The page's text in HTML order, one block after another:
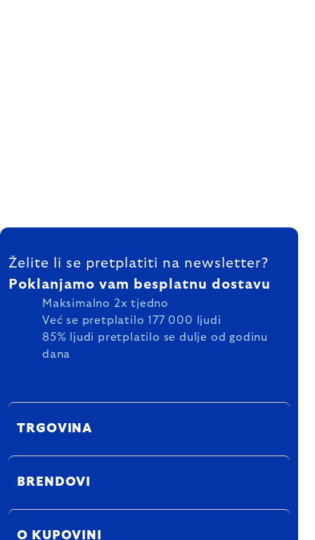
FOOTER
Želite li se pretplatiti na newsletter?
Poklanjamo vam besplatnu dostavu
Maksimalno 2x tjedno
Već se pretplatilo 177 000 ljudi
85% ljudi pretplatilo se dulje od godinu
dana
TRGOVINA
BRENDOVI
O KUPOVINI